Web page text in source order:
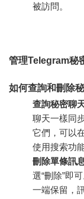
被訪問。
管理Telegram秘
如何查詢和刪除
查詢秘密聊
聊天一樣同
它們，可以
使用搜索功
刪除單條訊
選“刪除”即
一端保留，